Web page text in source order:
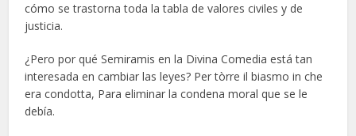
cómo se trastorna toda la tabla de valores civiles y de
justicia.
¿Pero por qué Semiramis en la Divina Comedia está tan
interesada en cambiar las leyes? Per tòrre il biasmo in che
era condotta, Para eliminar la condena moral que se le
debía.